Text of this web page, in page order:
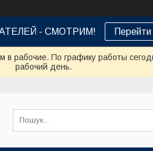
- СМОТРИМ! Перейти
рабочие. По графику работы
рабочий день.